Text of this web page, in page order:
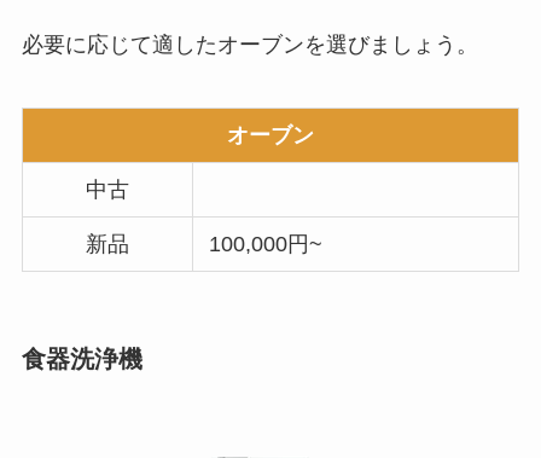
必要に応じて適したオーブンを選びましょう。
オーブン
中古
新品 100,000円~
食器洗浄機